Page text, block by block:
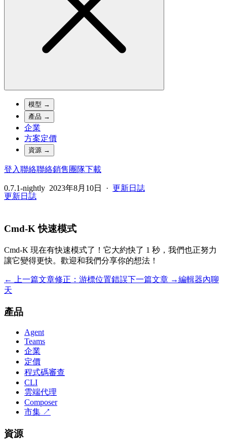
模型 →
產品 →
企業
方案定價
資源 →
登入聯絡聯絡銷售團隊下載
0.7.1-nightly 2023年8月10日 · 更新日誌
更新日誌
Cmd-K 快速模式
Cmd-K 現在有快速模式了！它大約快了 1 秒，我們也正努力
讓它變得更快。歡迎和我們分享你的想法！
← 上一篇文章修正：游標位置錯誤下一篇文章 →編輯器內聊
天
產品
Agent
Teams
企業
定價
程式碼審查
CLI
雲端代理
Composer
市集 ↗
資源